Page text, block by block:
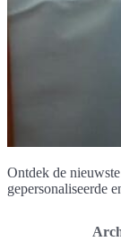
Ontdek de
gepersonaliseerde